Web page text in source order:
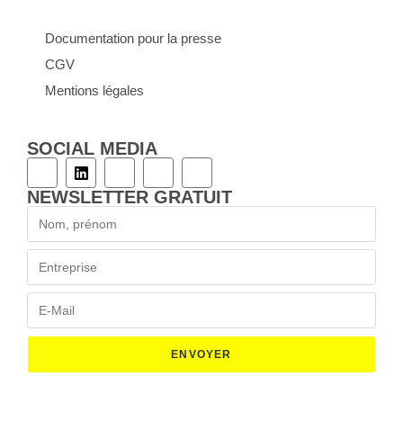
Documentation pour la presse
CGV
Mentions légales
SOCIAL MEDIA
NEWSLETTER GRATUIT